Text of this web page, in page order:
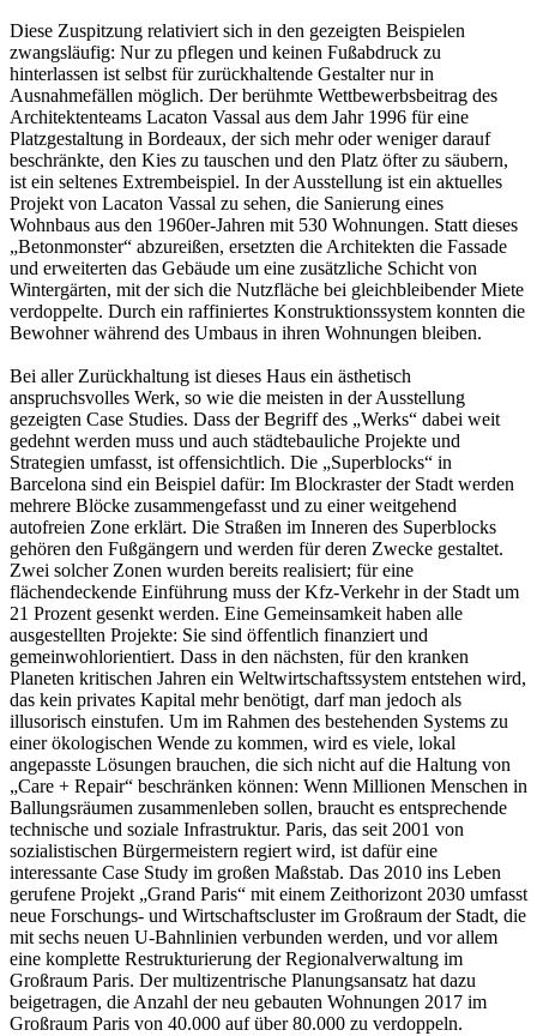
Diese Zuspitzung relativiert sich in den gezeigten Beispielen
zwangsläufig: Nur zu pflegen und keinen Fußabdruck zu
hinterlassen ist selbst für zurückhaltende Gestalter nur in
Ausnahmefällen möglich. Der berühmte Wettbewerbsbeitrag des
Architektenteams Lacaton Vassal aus dem Jahr 1996 für eine
Platzgestaltung in Bordeaux, der sich mehr oder weniger darauf
beschränkte, den Kies zu tauschen und den Platz öfter zu säubern,
ist ein seltenes Extrembeispiel. In der Ausstellung ist ein aktuelles
Projekt von Lacaton Vassal zu sehen, die Sanierung eines
Wohnbaus aus den 1960er-Jahren mit 530 Wohnungen. Statt dieses
„Betonmonster“ abzureißen, ersetzten die Architekten die Fassade
und erweiterten das Gebäude um eine zusätzliche Schicht von
Wintergärten, mit der sich die Nutzfläche bei gleichbleibender Miete
verdoppelte. Durch ein raffiniertes Konstruktionssystem konnten die
Bewohner während des Umbaus in ihren Wohnungen bleiben.
Bei aller Zurückhaltung ist dieses Haus ein ästhetisch
anspruchsvolles Werk, so wie die meisten in der Ausstellung
gezeigten Case Studies. Dass der Begriff des „Werks“ dabei weit
gedehnt werden muss und auch städtebauliche Projekte und
Strategien umfasst, ist offensichtlich. Die „Superblocks“ in
Barcelona sind ein Beispiel dafür: Im Blockraster der Stadt werden
mehrere Blöcke zusammengefasst und zu einer weitgehend
autofreien Zone erklärt. Die Straßen im Inneren des Superblocks
gehören den Fußgängern und werden für deren Zwecke gestaltet.
Zwei solcher Zonen wurden bereits realisiert; für eine
flächendeckende Einführung muss der Kfz-Verkehr in der Stadt um
21 Prozent gesenkt werden. Eine Gemeinsamkeit haben alle
ausgestellten Projekte: Sie sind öffentlich finanziert und
gemeinwohlorientiert. Dass in den nächsten, für den kranken
Planeten kritischen Jahren ein Weltwirtschaftssystem entstehen wird,
das kein privates Kapital mehr benötigt, darf man jedoch als
illusorisch einstufen. Um im Rahmen des bestehenden Systems zu
einer ökologischen Wende zu kommen, wird es viele, lokal
angepasste Lösungen brauchen, die sich nicht auf die Haltung von
„Care + Repair“ beschränken können: Wenn Millionen Menschen in
Ballungsräumen zusammenleben sollen, braucht es entsprechende
technische und soziale Infrastruktur. Paris, das seit 2001 von
sozialistischen Bürgermeistern regiert wird, ist dafür eine
interessante Case Study im großen Maßstab. Das 2010 ins Leben
gerufene Projekt „Grand Paris“ mit einem Zeithorizont 2030 umfasst
neue Forschungs- und Wirtschaftscluster im Großraum der Stadt, die
mit sechs neuen U-Bahnlinien verbunden werden, und vor allem
eine komplette Restrukturierung der Regionalverwaltung im
Großraum Paris. Der multizentrische Planungsansatz hat dazu
beigetragen, die Anzahl der neu gebauten Wohnungen 2017 im
Großraum Paris von 40.000 auf über 80.000 zu verdoppeln.